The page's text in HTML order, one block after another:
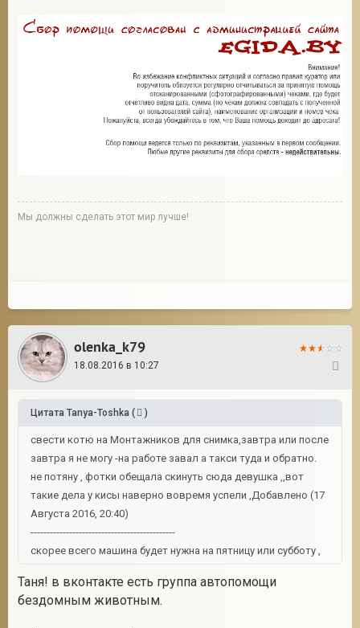
Мы должны сделать этот мир лучше!
olenka_k79
18.08.2016 в 10:27
Цитата Tanya-Toshka ( )
свести котю на Монтажников для снимка,завтра или после
завтра я не могу -на работе завал а такси туда и обратно.
не потяну , фотки обещала скинуть сюда девушка ,,вот
такие дела у кисы наверно вовремя успели ,Добавлено (17
Августа 2016, 20:40)
---------------------------------------------
скорее всего машина будет нужна на пятницу или субботу ,
Таня! в вконтакте есть группа автопомощи
бездомным животным.